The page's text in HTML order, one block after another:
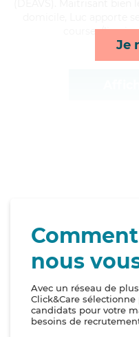
Je
courses/
nous
Avec un réseau de
Click&Care
candidats pour votre
besoins de